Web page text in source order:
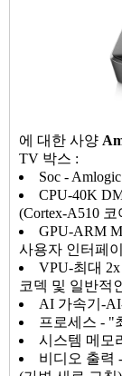
에 대한 사양
TV 박스 :
Soc -
CPU-40K
(Cortex-A510 코
GPU-ARM
사용자 인터페
VPU-최대
코덱 및 일반적
AI 가속기-
프로세스 - "
시스템 메모
비디오 출력